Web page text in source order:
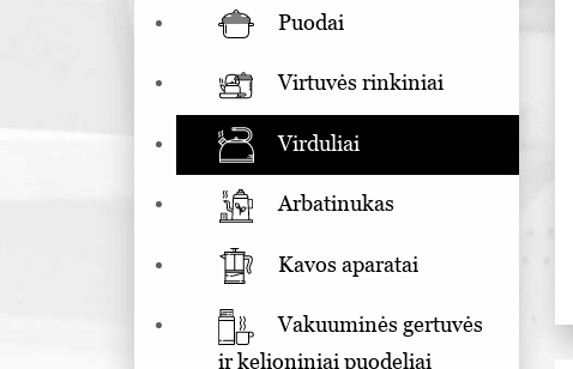
Puodai
Virtuvės rinkiniai
Virduliai
Arbatinukas
Kavos aparatai
Vakuuminės gertuvės
ir kelioniniai puodeliai